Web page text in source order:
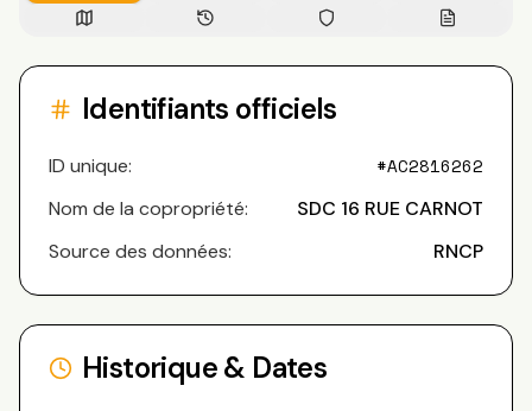
Identifiants officiels
ID unique: #AC2816262
Nom de la copropriété:
SDC 16 RUE CARNOT
Source des données:
RNCP
Historique & Dates